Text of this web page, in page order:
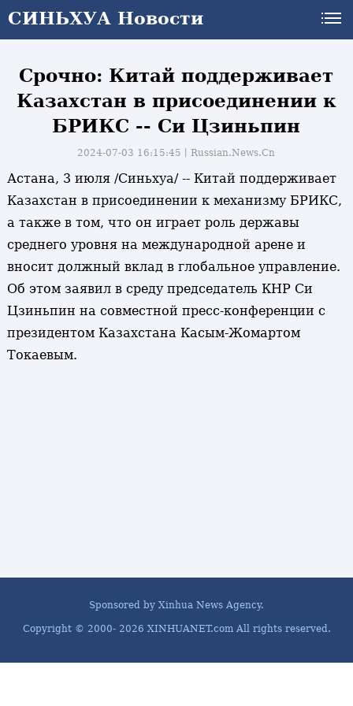
СИНЬХУА Новости
СИНЬХУА Новости
Срочно: Китай поддерживает
Казахстан в присоединении к
БРИКС -- Си Цзиньпин
2024-07-03 16:15:45丨Russian.News.Cn
Астана, 3 июля /Синьхуа/ -- Китай поддерживает
Казахстан в присоединении к механизму БРИКС,
а также в том, что он играет роль державы
среднего уровня на международной арене и
вносит должный вклад в глобальное управление.
Об этом заявил в среду председатель КНР Си
Цзиньпин на совместной пресс-конференции с
президентом Казахстана Касым-Жомартом
Токаевым.
Sponsored by Xinhua News Agency.
Copyright © 2000- 2026 XINHUANET.com All rights reserved.